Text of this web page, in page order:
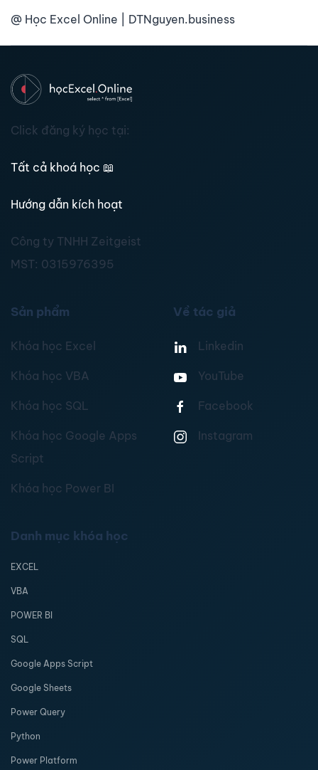
@ Học Excel Online | DTNguyen.business
Click đăng ký học tại:
Tất cả khoá học 📖
Hướng dẫn kích hoạt
Công ty TNHH Zeitgeist
MST: 0315976395
Sản phẩm
Khóa học Excel
Khóa học VBA
Khóa học SQL
Khóa học Google Apps
Script
Khóa học Power BI
Về tác giả
Linkedin
YouTube
Facebook
Instagram
Danh mục khóa học
EXCEL
VBA
POWER BI
SQL
Google Apps Script
Google Sheets
Power Query
Python
Power Platform